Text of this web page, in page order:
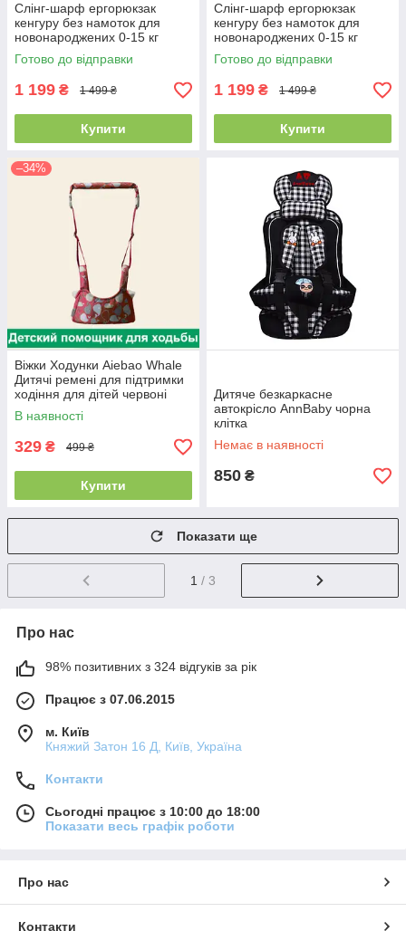
Слінг-шарф ергорюкзак
кенгуру без намоток для
новонароджених 0-15 кг
одягається за 30 секунд
літній дихаючий темно сірий
Готово до відправки
1 199 ₴ 1 499 ₴
Купити
Слінг-шарф ергорюкзак
кенгуру без намоток для
новонароджених 0-15 кг
одягається за 30 секунд
літній дихаючий синій
Готово до відправки
1 199 ₴ 1 499 ₴
Купити
–34%
Віжки Ходунки Aiebao Whale
Дитячі ремені для підтримки
ходіння для дітей червоні
В наявності
329 ₴ 499 ₴
Купити
Дитяче безкаркасне
автокрісло AnnBaby чорна
клітка
Немає в наявності
850 ₴
Показати ще
1 / 3
Про нас
98% позитивних з 324 відгуків за рік
Працює з 07.06.2015
м. Київ
Княжий Затон 16 Д, Київ, Україна
Контакти
Сьогодні працює з 10:00 до 18:00
Показати весь графік роботи
Про нас
Контакти